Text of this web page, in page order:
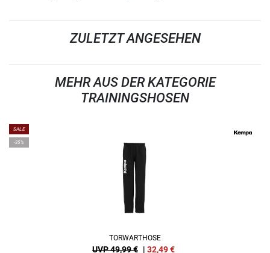
ZULETZT ANGESEHEN
MEHR AUS DER KATEGORIE
TRAININGSHOSEN
SALE
-35%
TORWARTHOSE
UVP 49,99 € | 32,49€